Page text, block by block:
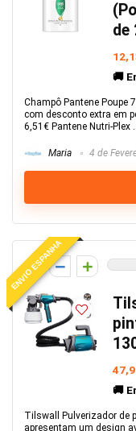
de
🚚
Champô Pantene Poupe
com desconto extra em
6,51€ Pantene Nutri-Plex
Maria 4 de
ENVIO ESPANHA
0
🚚
Tilswall Pulverizador de
apresentam um design